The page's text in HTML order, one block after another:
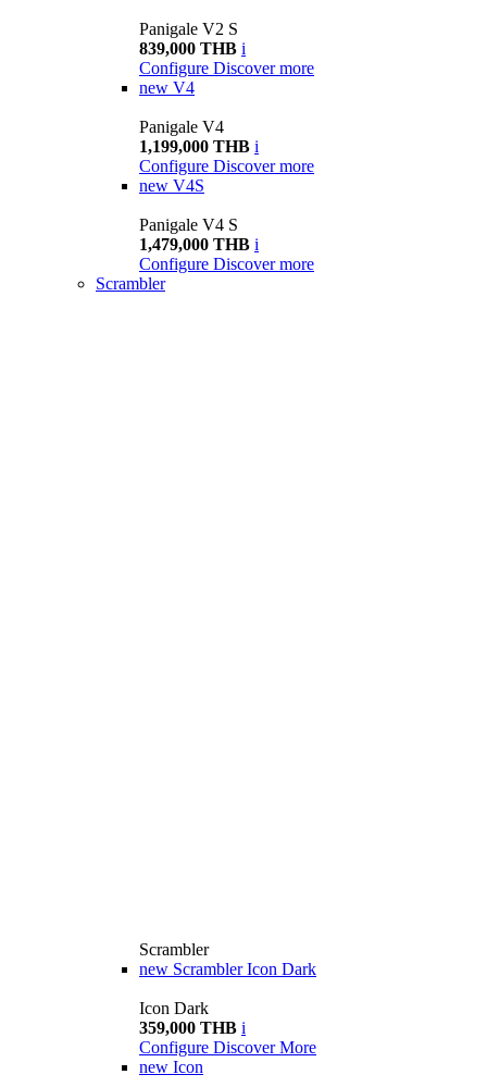
Panigale V2 S
839,000 THB i
Configure Discover more
new V4
Panigale V4
1,199,000 THB i
Configure Discover more
new V4S
Panigale V4 S
1,479,000 THB i
Configure Discover more
Scrambler
Scrambler
new Scrambler Icon Dark
Icon Dark
359,000 THB i
Configure Discover More
new Icon